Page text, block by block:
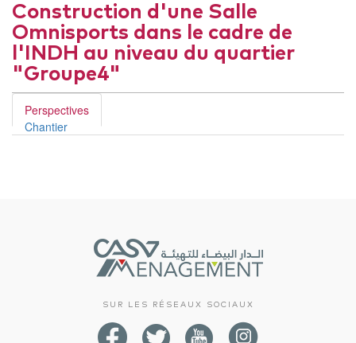
Construction d'une Salle
Omnisports dans le cadre de
l'INDH au niveau du quartier
"Groupe4"
Perspectives
Chantier
SUR LES RÉSEAUX SOCIAUX